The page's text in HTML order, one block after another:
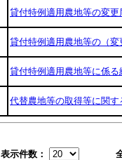
貸付特例適用農地等の変
貸付特例適用農地等の（
貸付特例適用農地等に係る
代替農地等の取得等に関
表示件数：